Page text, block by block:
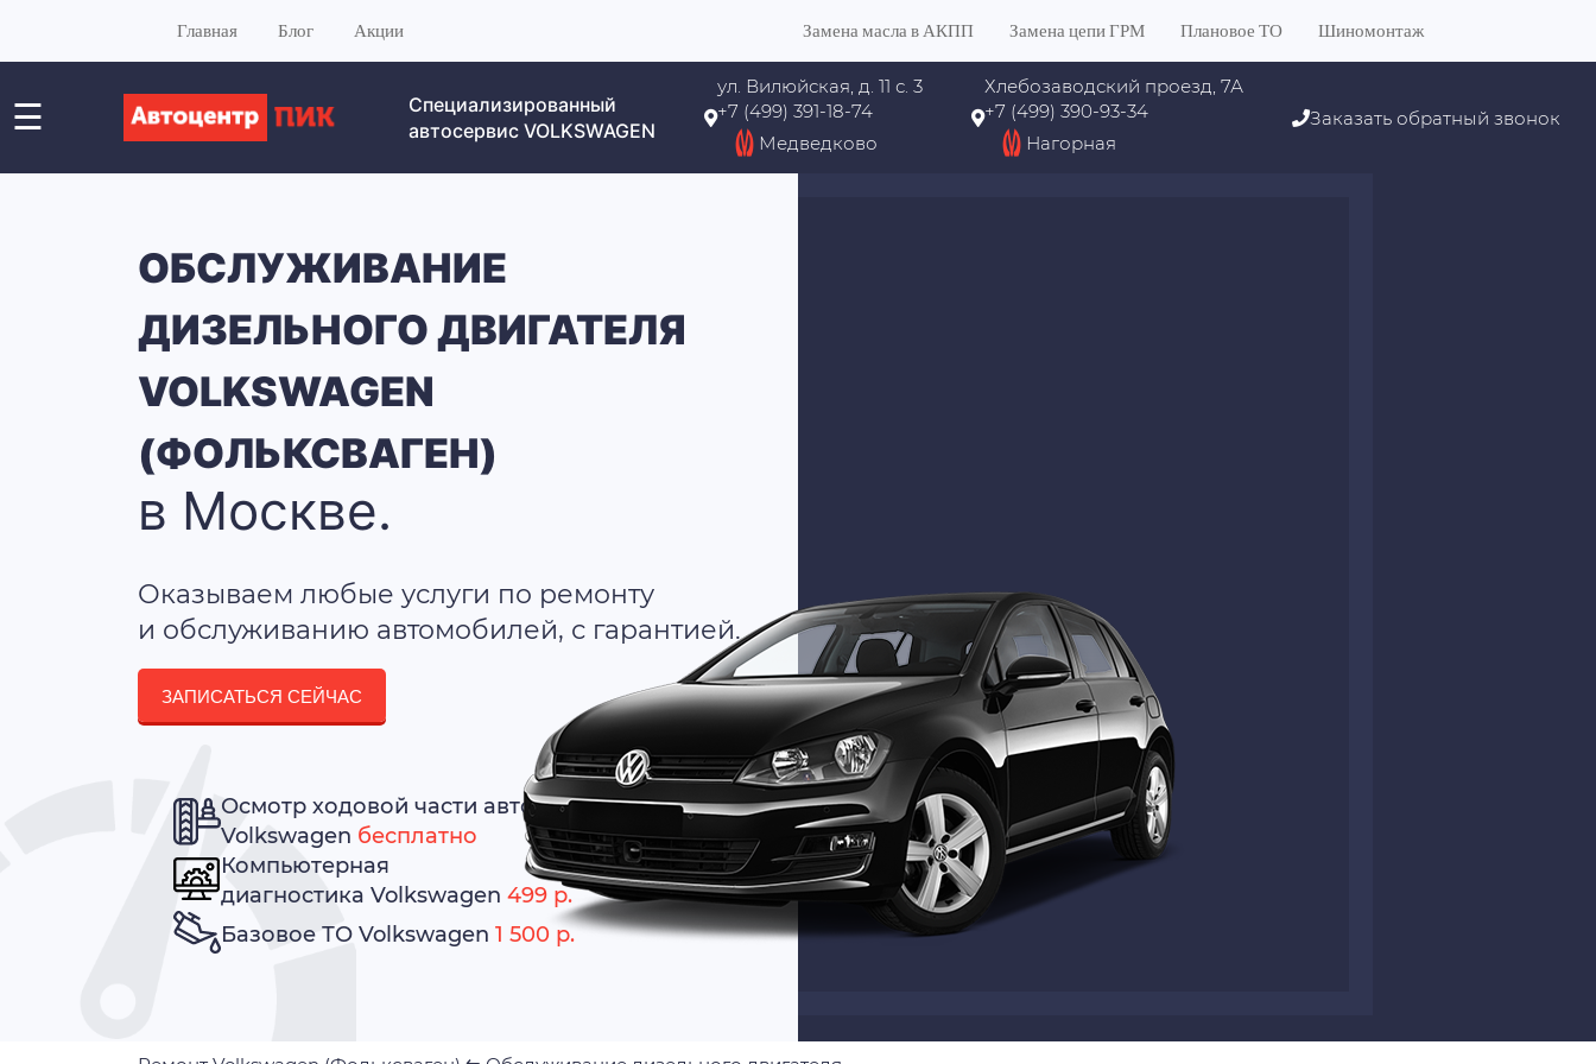
Главная Блог Акции Замена масла в АКПП Замена цепи ГРМ Плановое ТО Шиномонтаж
☰
Специализированный
автосервис VOLKSWAGEN
ул. Вилюйская, д. 11 с. 3
+7 (499) 391-18-74
Медведково
Хлебозаводский проезд, 7А
+7 (499) 390-93-34
Нагорная
Заказать обратный звонок
ОБСЛУЖИВАНИЕ
ДИЗЕЛЬНОГО ДВИГАТЕЛЯ
VOLKSWAGEN
(ФОЛЬКСВАГЕН)
в Москве.
Оказываем любые услуги по ремонту
и обслуживанию автомобилей, с гарантией.
ЗАПИСАТЬСЯ СЕЙЧАС
Осмотр ходовой части авто
Volkswagen бесплатно
Компьютерная
диагностика Volkswagen 499 р.
Базовое ТО Volkswagen 1 500 р.